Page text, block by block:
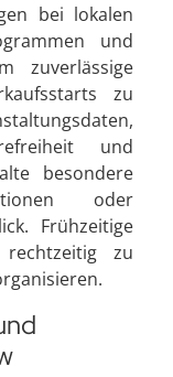
bei lokalen
und
zuverlässige
zu
und
besondere
oder
Frühzeitige
zu